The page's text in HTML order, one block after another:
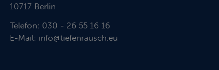
10717 Berlin
Telefon: 030 - 26 55 16 16
E-Mail: info@tiefenrausch.eu